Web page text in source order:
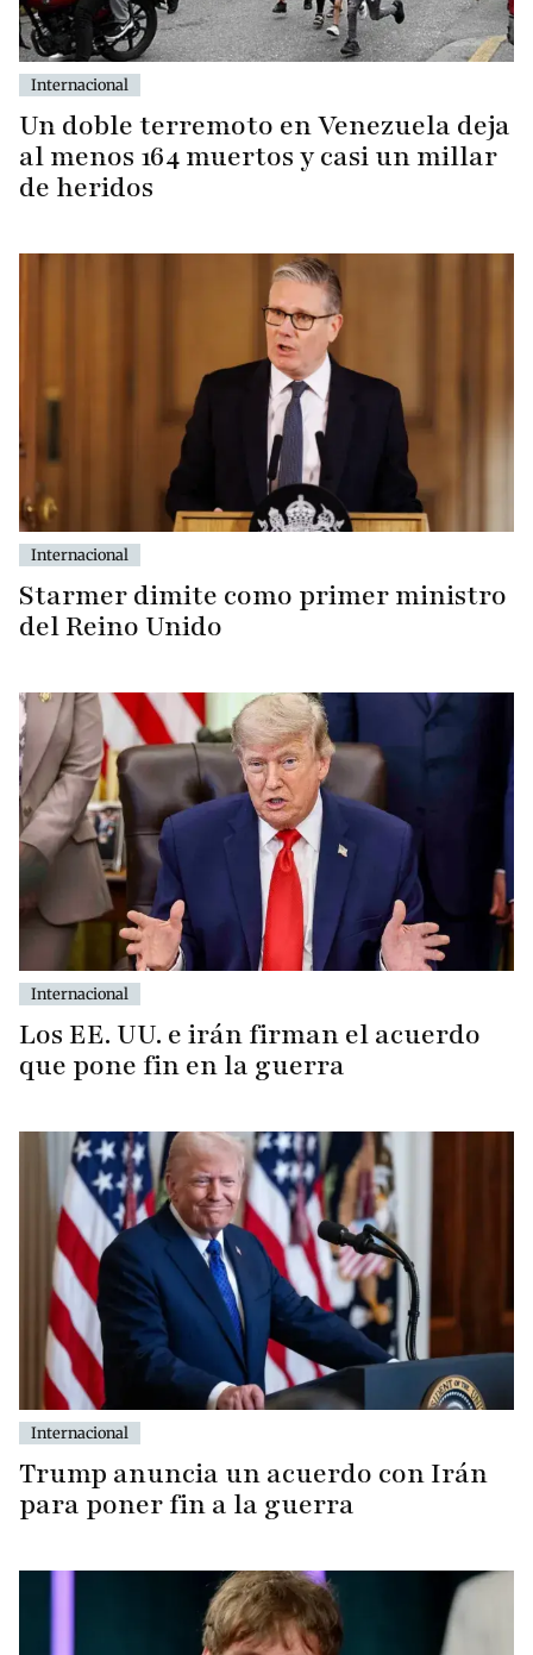
Internacional
Un doble terremoto en Venezuela deja
al menos 164 muertos y casi un millar
de heridos
Internacional
Starmer dimite como primer ministro
del Reino Unido
Internacional
Los EE. UU. e irán firman el acuerdo
que pone fin en la guerra
Internacional
Trump anuncia un acuerdo con Irán
para poner fin a la guerra